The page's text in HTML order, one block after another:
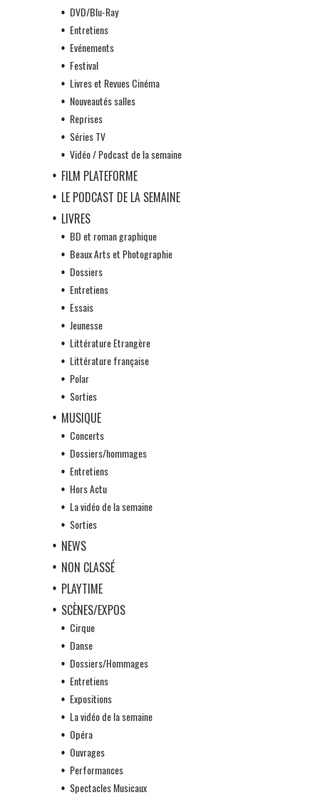
DVD/Blu-Ray
Entretiens
Evénements
Festival
Livres et Revues Cinéma
Nouveautés salles
Reprises
Séries TV
Vidéo / Podcast de la semaine
FILM PLATEFORME
LE PODCAST DE LA SEMAINE
LIVRES
BD et roman graphique
Beaux Arts et Photographie
Dossiers
Entretiens
Essais
Jeunesse
Littérature Etrangère
Littérature française
Polar
Sorties
MUSIQUE
Concerts
Dossiers/hommages
Entretiens
Hors Actu
La vidéo de la semaine
Sorties
NEWS
NON CLASSÉ
PLAYTIME
SCÈNES/EXPOS
Cirque
Danse
Dossiers/Hommages
Entretiens
Expositions
La vidéo de la semaine
Opéra
Ouvrages
Performances
Spectacles Musicaux